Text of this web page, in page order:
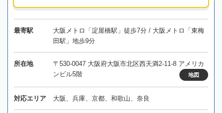
最寄駅
大阪メトロ「淀屋橋駅」徒歩7分 / 大阪メトロ「東梅
田駅」地歩9分
所在地
〒530-0047 大阪府大阪市北区西天満2-11-8 アメリカ
ンビル5階
地図
対応エリア 大阪、兵庫、京都、和歌山、奈良